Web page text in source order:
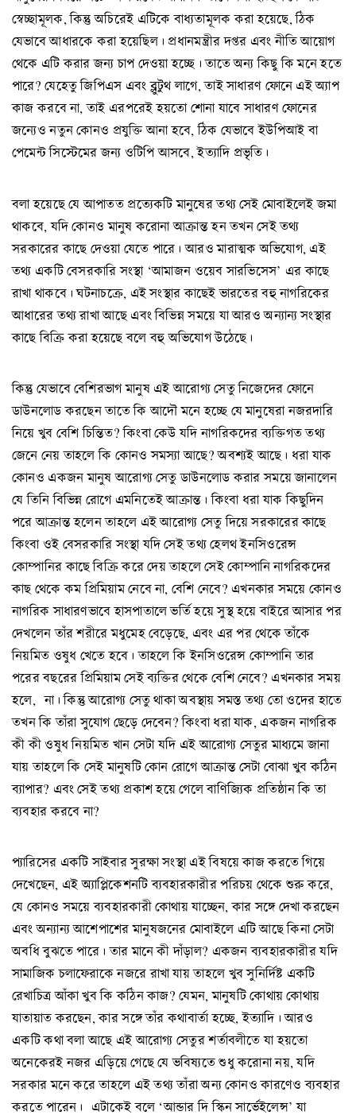
স্বেচ্ছামূলক, কিন্তু অচিরেই এটিকে বাধ্যতামূলক করা হয়েছে, ঠিক
যেভাবে আধারকে করা হয়েছিল। প্রধানমন্ত্রীর দপ্তর এবং নীতি আয়োগ
থেকে এটি করার জন্য চাপ দেওয়া হচ্ছে। তাতে অন্য কিছু কি মনে হতে
পারে? যেহেতু জিপিএস এবং ব্লুটুথ লাগে, তাই সাধারণ ফোনে এই অ্যাপ
কাজ করবে না, তাই এরপরেই হয়তো শোনা যাবে সাধারণ ফোনের
জন্যেও নতুন কোনও প্রযুক্তি আনা হবে, ঠিক যেভাবে ইউপিআই বা
পেমেন্ট সিস্টেমের জন্য ওটিপি আসবে, ইত্যাদি প্রভৃতি।
বলা হয়েছে যে আপাতত প্রত্যেকটি মানুষের তথ্য সেই মোবাইলেই জমা
থাকবে, যদি কোনও মানুষ করোনা আক্রান্ত হন তখন সেই তথ্য
সরকারের কাছে দেওয়া যেতে পারে। আরও মারাত্মক অভিযোগ, এই
তথ্য একটি বেসরকারি সংস্থা ‘আমাজন ওয়েব সারভিসেস’ এর কাছে
রাখা থাকবে। ঘটনাচক্রে, এই সংস্থার কাছেই ভারতের বহু নাগরিকের
আধারের তথ্য রাখা আছে এবং বিভিন্ন সময়ে যা আরও অন্যান্য সংস্থার
কাছে বিক্রি করা হয়েছে বলে বহু অভিযোগ উঠেছে।
কিন্তু যেভাবে বেশিরভাগ মানুষ এই আরোগ্য সেতু নিজেদের ফোনে
ডাউনলোড করছেন তাতে কি আদৌ মনে হচ্ছে যে মানুষেরা নজরদারি
নিয়ে খুব বেশি চিন্তিত? কিংবা কেউ যদি নাগরিকদের ব্যক্তিগত তথ্য
জেনে নেয় তাহলে কি কোনও সমস্যা আছে? অবশ্যই আছে। ধরা যাক
কোনও একজন মানুষ আরোগ্য সেতু ডাউনলোড করার সময়ে জানালেন
যে তিনি বিভিন্ন রোগে এমনিতেই আক্রান্ত। কিংবা ধরা যাক কিছুদিন
পরে আক্রান্ত হলেন তাহলে এই আরোগ্য সেতু দিয়ে সরকারের কাছে
কিংবা ওই বেসরকারি সংস্থা যদি সেই তথ্য হেলথ ইনসিওরেন্স
কোম্পানির কাছে বিক্রি করে দেয় তাহলে সেই কোম্পানি নাগরিকদের
কাছ থেকে কম প্রিমিয়াম নেবে না, বেশি নেবে? এখনকার সময়ে কোনও
নাগরিক সাধারণভাবে হাসপাতালে ভর্তি হয়ে সুস্থ হয়ে বাইরে আসার পর
দেখলেন তাঁর শরীরে মধুমেহ বেড়েছে, এবং এর পর থেকে তাঁকে
নিয়মিত ওষুধ খেতে হবে। তাহলে কি ইনসিওরেন্স কোম্পানি তার
পরের বছরের প্রিমিয়াম সেই ব্যক্তির থেকে বেশি নেবে? এখনকার সময়
হলে, না। কিন্তু আরোগ্য সেতু থাকা অবস্থায় সমস্ত তথ্য তো ওদের হাতে
তখন কি তাঁরা সুযোগ ছেড়ে দেবেন? কিংবা ধরা যাক, একজন নাগরিক
কী কী ওষুধ নিয়মিত খান সেটা যদি এই আরোগ্য সেতুর মাধ্যমে জানা
যায় তাহলে কি সেই মানুষটি কোন রোগে আক্রান্ত সেটা বোঝা খুব কঠিন
ব্যাপার? এবং সেই তথ্য প্রকাশ হয়ে গেলে বাণিজ্যিক প্রতিষ্ঠান কি তা
ব্যবহার করবে না?
প্যারিসের একটি সাইবার সুরক্ষা সংস্থা এই বিষয়ে কাজ করতে গিয়ে
দেখেছেন, এই অ্যাপ্লিকেশনটি ব্যবহারকারীর পরিচয় থেকে শুরু করে,
যে কোনও সময়ে ব্যবহারকারী কোথায় যাচ্ছেন, কার সঙ্গে দেখা করছেন
এবং অন্যান্য আশেপাশের মানুষজনের মোবাইলে এটি আছে কিনা সেটা
অবধি বুঝতে পারে। তার মানে কী দাঁড়াল? একজন ব্যবহারকারীর যদি
সামাজিক চলাফেরাকে নজরে রাখা যায় তাহলে খুব সুনির্দিষ্ট একটি
রেখাচিত্র আঁকা খুব কি কঠিন কাজ? যেমন, মানুষটি কোথায় কোথায়
যাতায়াত করছেন, কার সঙ্গে তাঁর কথাবার্তা হচ্ছে, ইত্যাদি। আরও
একটি কথা বলা আছে এই আরোগ্য সেতুর শর্তাবলীতে যা হয়তো
অনেকেরই নজর এড়িয়ে গেছে যে ভবিষ্যতে শুধু করোনা নয়, যদি
সরকার মনে করে তাহলে এই তথ্য তাঁরা অন্য কোনও কারণেও ব্যবহার
করতে পারেন। এটাকেই বলে ‘আন্ডার দি স্কিন সার্ভেইলেন্স’ যা